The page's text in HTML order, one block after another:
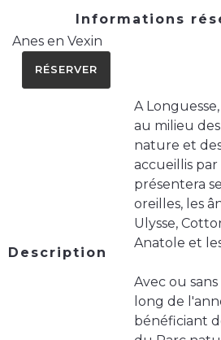
Informations
Anes en Vexin
RÉSERVER
Description
A
au milieu
nature et
accueillis
présentera
oreilles, les
Ulysse,
Anatole et
Avec ou
long de
bénéficiant